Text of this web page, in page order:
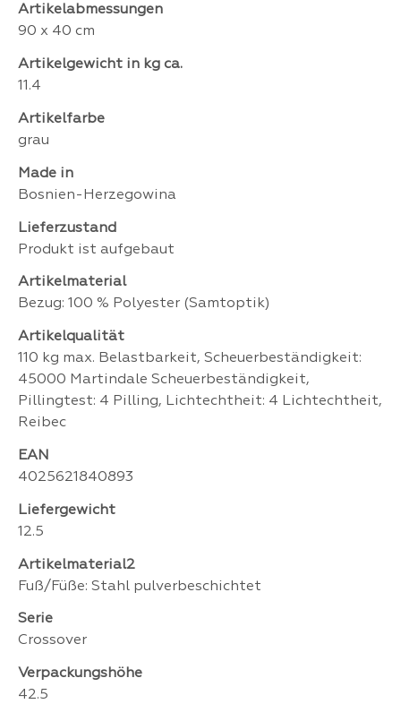
Artikelabmessungen
90 x 40 cm
Artikelgewicht in kg ca.
11.4
Artikelfarbe
grau
Made in
Bosnien-Herzegowina
Lieferzustand
Produkt ist aufgebaut
Artikelmaterial
Bezug: 100 % Polyester (Samtoptik)
Artikelqualität
110 kg max. Belastbarkeit, Scheuerbeständigkeit:
45000 Martindale Scheuerbeständigkeit,
Pillingtest: 4 Pilling, Lichtechtheit: 4 Lichtechtheit,
Reibec
EAN
4025621840893
Liefergewicht
12.5
Artikelmaterial2
Fuß/Füße: Stahl pulverbeschichtet
Serie
Crossover
Verpackungshöhe
42.5